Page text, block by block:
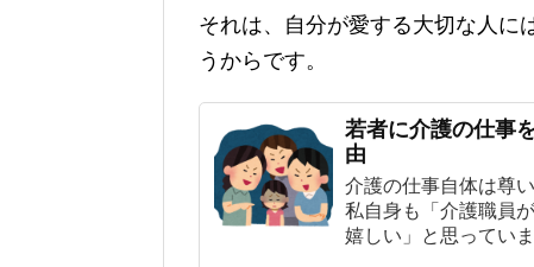
それは、自分が愛する大切な人に
うからです。
若者に介護の仕事
由
介護の仕事自体は尊
私自身も「介護職員
嬉しい」と思ってい